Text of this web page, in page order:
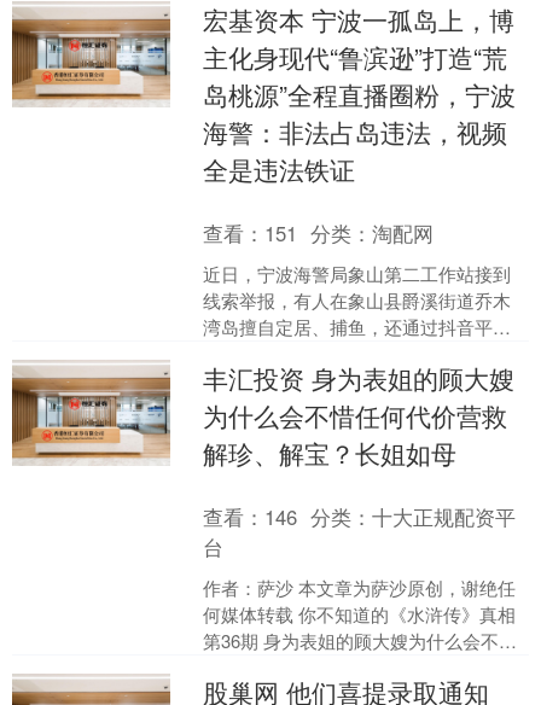
而来，带动沿线群众增收....
宏基资本 宁波一孤岛上，博
主化身现代“鲁滨逊”打造“荒
岛桃源”全程直播圈粉，宁波
海警：非法占岛违法，视频
全是违法铁证
查看： 151 分类：淘配网
近日，宁波海警局象山第二工作站接到
线索举报，有人在象山县爵溪街道乔木
湾岛擅自定居、捕鱼，还通过抖音平台
频。接到警情后，海警执法....
丰汇投资 身为表姐的顾大嫂
为什么会不惜任何代价营救
解珍、解宝？长姐如母
查看： 146 分类：十大正规配资平
台
作者：萨沙 本文章为萨沙原创，谢绝任
何媒体转载 你不知道的《水浒传》真相
第36期 身为表姐的顾大嫂为什么会不惜
惜搭进去三个家庭....
股巢网 他们喜提录取通知